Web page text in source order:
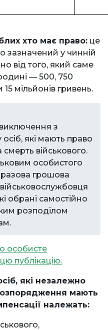
хто має право: це
зазначений у чинній
від того, який саме
— 500, 750
мільйонів гривень.
з
які мають право
військового.
особистого
грошова
обрані самостійно
розподілом
особисте
публікацію.
які незалежно
мають
належать: